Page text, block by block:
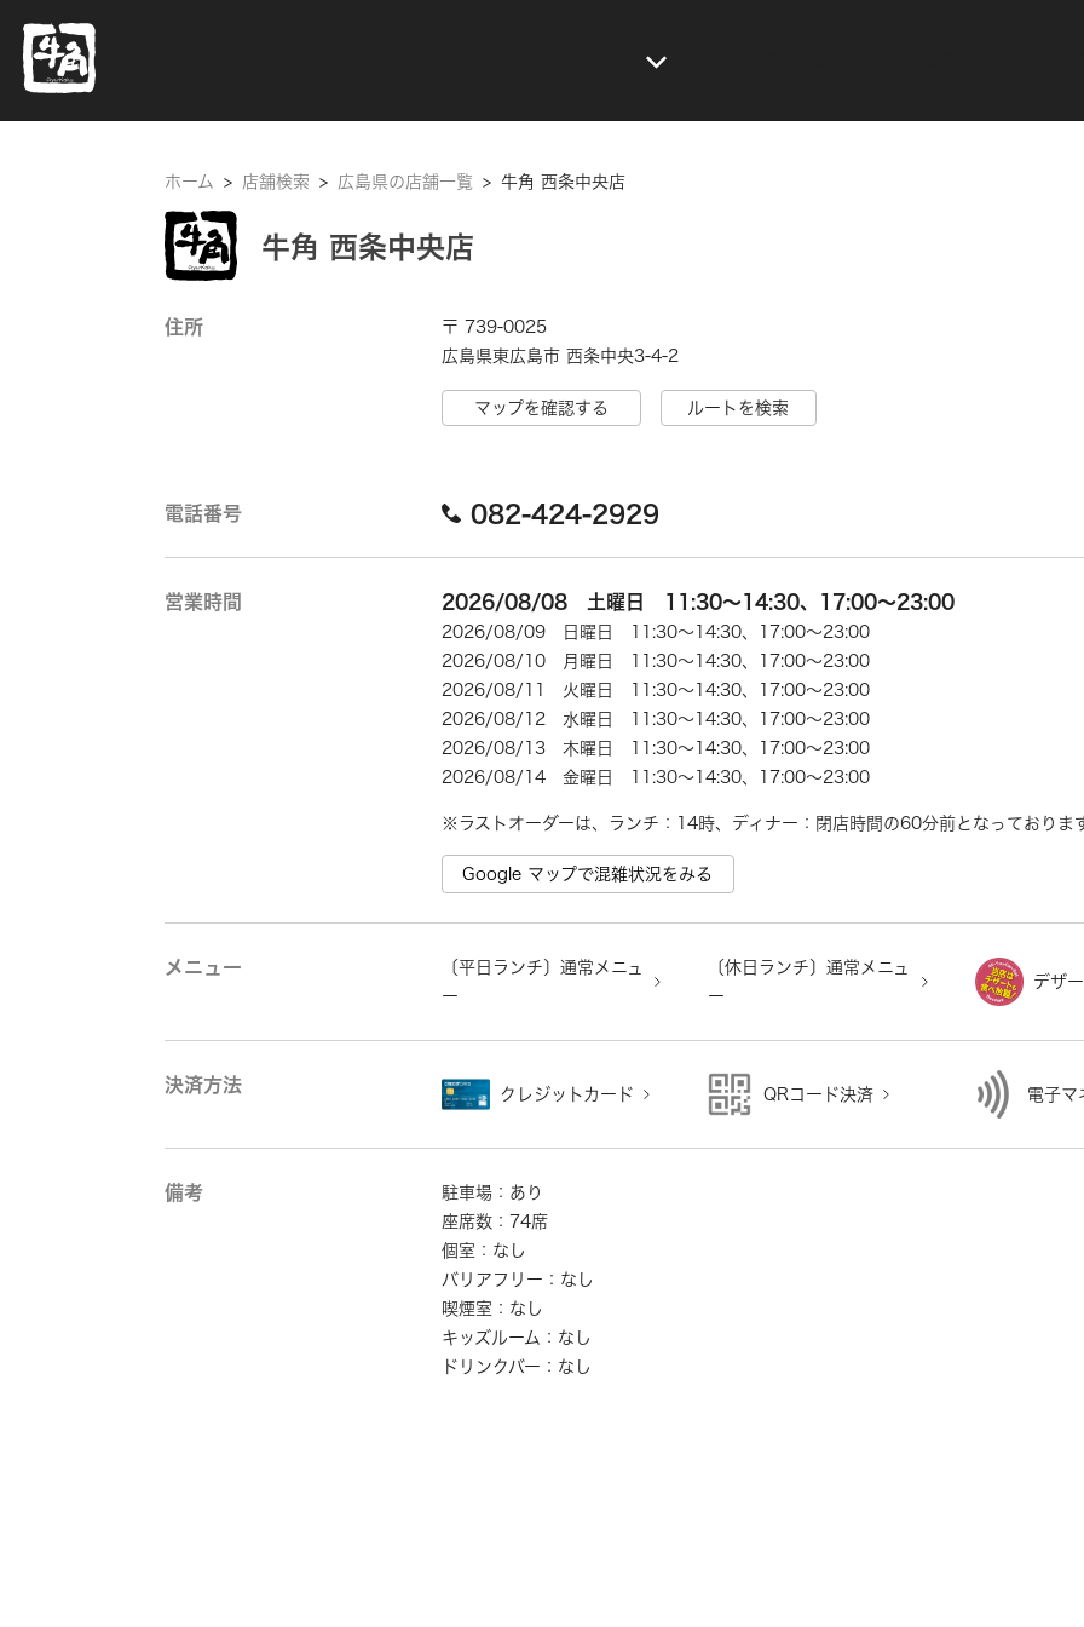
ホーム > 店舗検索 > 広島県の店舗一覧 > 牛角 西条中央店
牛角 西条中央店
住所
〒 739-0025
広島県東広島市 西条中央3-4-2
マップを確認する ルートを検索
電話番号 082-424-2929
営業時間 2026/08/08 土曜日 11:30～14:30、17:00～23:00
2026/08/09 日曜日 11:30～14:30、17:00～23:00
2026/08/10 月曜日 11:30～14:30、17:00～23:00
2026/08/11 火曜日 11:30～14:30、17:00～23:00
2026/08/12 水曜日 11:30～14:30、17:00～23:00
2026/08/13 木曜日 11:30～14:30、17:00～23:00
2026/08/14 金曜日 11:30～14:30、17:00～23:00
※ラストオーダーは、ランチ：14時、ディナー：閉店時間の60分前となっておりま
Google マップで混雑状況をみる
メニュー
〔平日ランチ〕通常メニュ
ー
〔休日ランチ〕通常メニュ
ー
デザ
決済方法 クレジットカード QRコード決済 電子マ
備考
駐車場：あり
座席数：74席
個室：なし
バリアフリー：なし
喫煙室：なし
キッズルーム：なし
ドリンクバー：なし